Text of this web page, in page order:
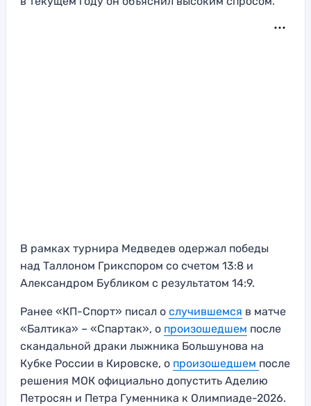
В рамках турнира Медведев одержал победы
над Таллоном Грикспором со счетом 13:8 и
Александром Бубликом с результатом 14:9.
Ранее «КП-Спорт» писал о случившемся в матче
«Балтика» – «Спартак», о произошедшем после
скандальной драки лыжника Большунова на
Кубке России в Кировске, о произошедшем после
решения МОК официально допустить Аделию
Петросян и Петра Гуменника к Олимпиаде-2026.